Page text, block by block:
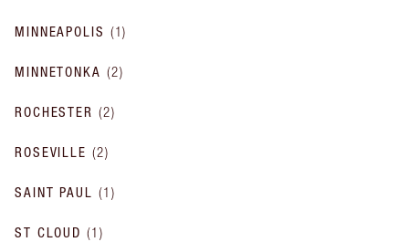
MINNEAPOLIS (1)
MINNETONKA (2)
ROCHESTER (2)
ROSEVILLE (2)
SAINT PAUL (1 )
ST CLOUD (1 )